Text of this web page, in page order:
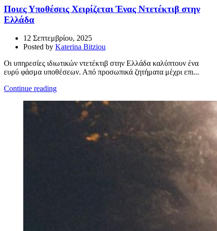
Ποιες Υποθέσεις Χειρίζεται Ένας Ντετέκτιβ στην
Ελλάδα
12 Σεπτεμβρίου, 2025
Posted by Katerina Bitziou
Οι υπηρεσίες ιδιωτικών ντετέκτιβ στην Ελλάδα καλύπτουν ένα
ευρύ φάσμα υποθέσεων. Από προσωπικά ζητήματα μέχρι επι...
Continue reading